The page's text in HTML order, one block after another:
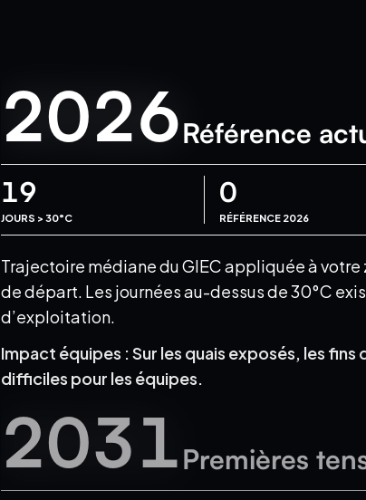
2026Référence
19
JOURS > 30°C
0
RÉFÉRENCE 2026
Trajectoire médiane du GIEC appliquée à votre
de départ. Les journées au-dessus de 30°C
d’exploitation.
Impact équipes :Sur les quais exposés, les
difficiles pour les équipes.
2031Premières